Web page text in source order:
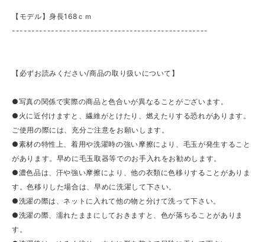
【モデル】身長168ｃｍ
--------------------------------------------------
【必ずお読みください/商品の取り扱いについて】
●写真の関係で実際の商品と色合いが異なることがございます。
●火に近付けますと、繊維がとけたり、燃えたりする恐れがあります。
ご使用の際には、充分ご注意をお願いします。
●素材の特性上、着用や洗濯時の強い摩擦により、毛玉が発生すること
があります。早めに毛玉取器等でのお手入れをお勧めします。
●濃色品は、汗や強い摩擦により、他の衣類に色移りすることがありま
す。色移りした場合は、早めに洗濯して下さい。
●洗濯の際は、ネットに入れて他の物と分けて洗って下さい。
●洗濯の際、濡れたままにしておきますと、色が落ちることがありま
す。